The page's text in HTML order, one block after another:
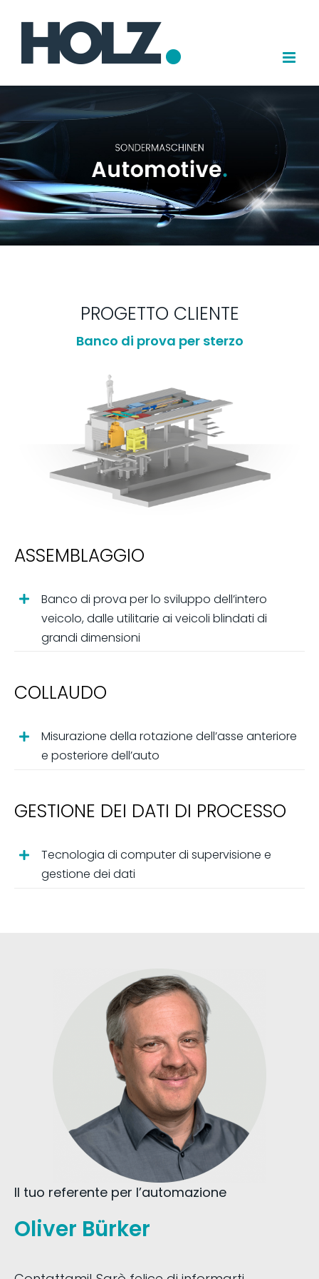
contenuto
PROGETTO CLIENTE
Banco di prova per sterzo
ASSEMBLAGGIO
Banco di prova per lo sviluppo dell’intero
veicolo, dalle utilitarie ai veicoli blindati di
grandi dimensioni
COLLAUDO
Misurazione della rotazione dell’asse anteriore
e posteriore dell’auto
GESTIONE DEI DATI DI PROCESSO
Tecnologia di computer di supervisione e
gestione dei dati
Il tuo referente per l’automazione
Oliver Bürker